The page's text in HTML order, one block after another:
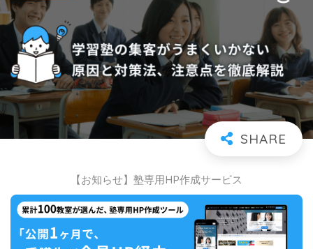
【お知らせ】塾専用HP作成サービス